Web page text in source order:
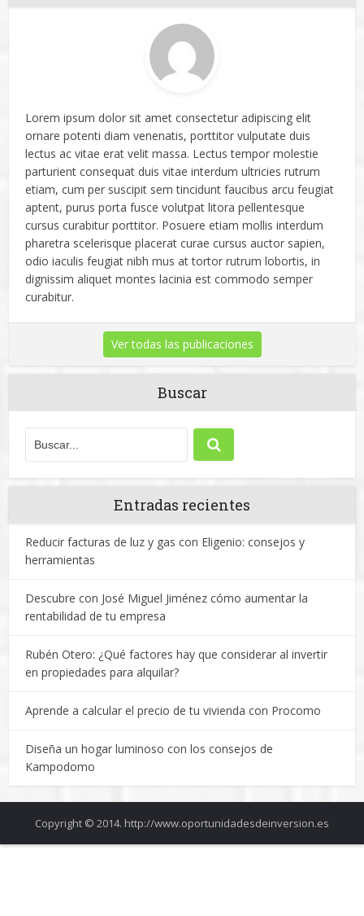
Lorem ipsum dolor sit amet consectetur adipiscing elit
ornare potenti diam venenatis, porttitor vulputate duis
lectus ac vitae erat velit massa. Lectus tempor molestie
parturient consequat duis vitae interdum ultricies rutrum
etiam, cum per suscipit sem tincidunt faucibus arcu feugiat
aptent, purus porta fusce volutpat litora pellentesque
cursus curabitur porttitor. Posuere etiam mollis interdum
pharetra scelerisque placerat curae cursus auctor sapien,
odio iaculis feugiat nibh mus at tortor rutrum lobortis, in
dignissim aliquet montes lacinia est commodo semper
curabitur.
Ver todas las publicaciones
Buscar
Entradas recientes
Reducir facturas de luz y gas con Eligenio: consejos y
herramientas
Descubre con José Miguel Jiménez cómo aumentar la
rentabilidad de tu empresa
Rubén Otero: ¿Qué factores hay que considerar al invertir
en propiedades para alquilar?
Aprende a calcular el precio de tu vivienda con Procomo
Diseña un hogar luminoso con los consejos de
Kampodomo
Copyright © 2014. http://www.oportunidadesdeinversion.es